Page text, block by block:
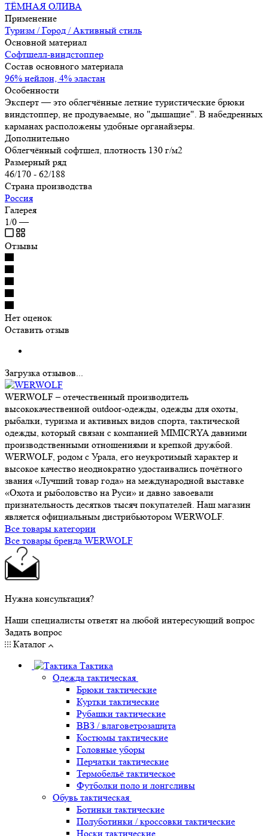
ТЁМНАЯ ОЛИВА
Применение
Туризм / Город / Активный стиль
Основной материал
Софтшелл-виндстоппер
Состав основного материала
96% нейлон, 4% эластан
Особенности
Эксперт — это облегчённые летние туристические брюки
виндстоппер, не продуваемые, но "дышащие". В набедренных
карманах расположены удобные органайзеры.
Дополнительно
Облегчённый софтшел, плотность 130 г/м2
Размерный ряд
46/170 - 62/188
Страна производства
Россия
Галерея
1/0 —
Отзывы
Нет оценок
Оставить отзыв
Загрузка отзывов...
WERWOLF – отечественный производитель
высококачественной outdoor-одежды, одежды для охоты,
рыбалки, туризма и активных видов спорта, тактической
одежды, который связан с компанией MIMICRYA давними
производственными отношениями и крепкой дружбой.
WERWOLF, родом с Урала, его неукротимый характер и
высокое качество неоднократно удостаивались почётного
звания «Лучший товар года» на международной выставке
«Охота и рыболовство на Руси» и давно завоевали
признательность десятков тысяч покупателей. Наш магазин
является официальным дистрибьютором WERWOLF.
Все товары категории
Все товары бренда WERWOLF
Нужна консультация?
Наши специалисты ответят на любой интересующий вопрос
Задать вопрос
Каталог
Тактика
Одежда тактическая
Брюки тактические
Куртки тактические
Рубашки тактические
ВВЗ / влаговетрозащита
Костюмы тактические
Головные уборы
Перчатки тактические
Термобельё тактическое
Футболки поло и лонгсливы
Обувь тактическая
Ботинки тактические
Полуботинки / кроссовки тактические
Носки тактические